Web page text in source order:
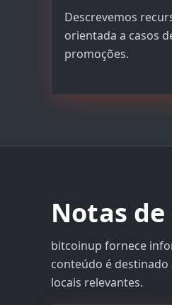
Descrevemos
orientada a casos
promoções.
Notas
bitcoinup fornece
conteúdo é
locais relevantes.